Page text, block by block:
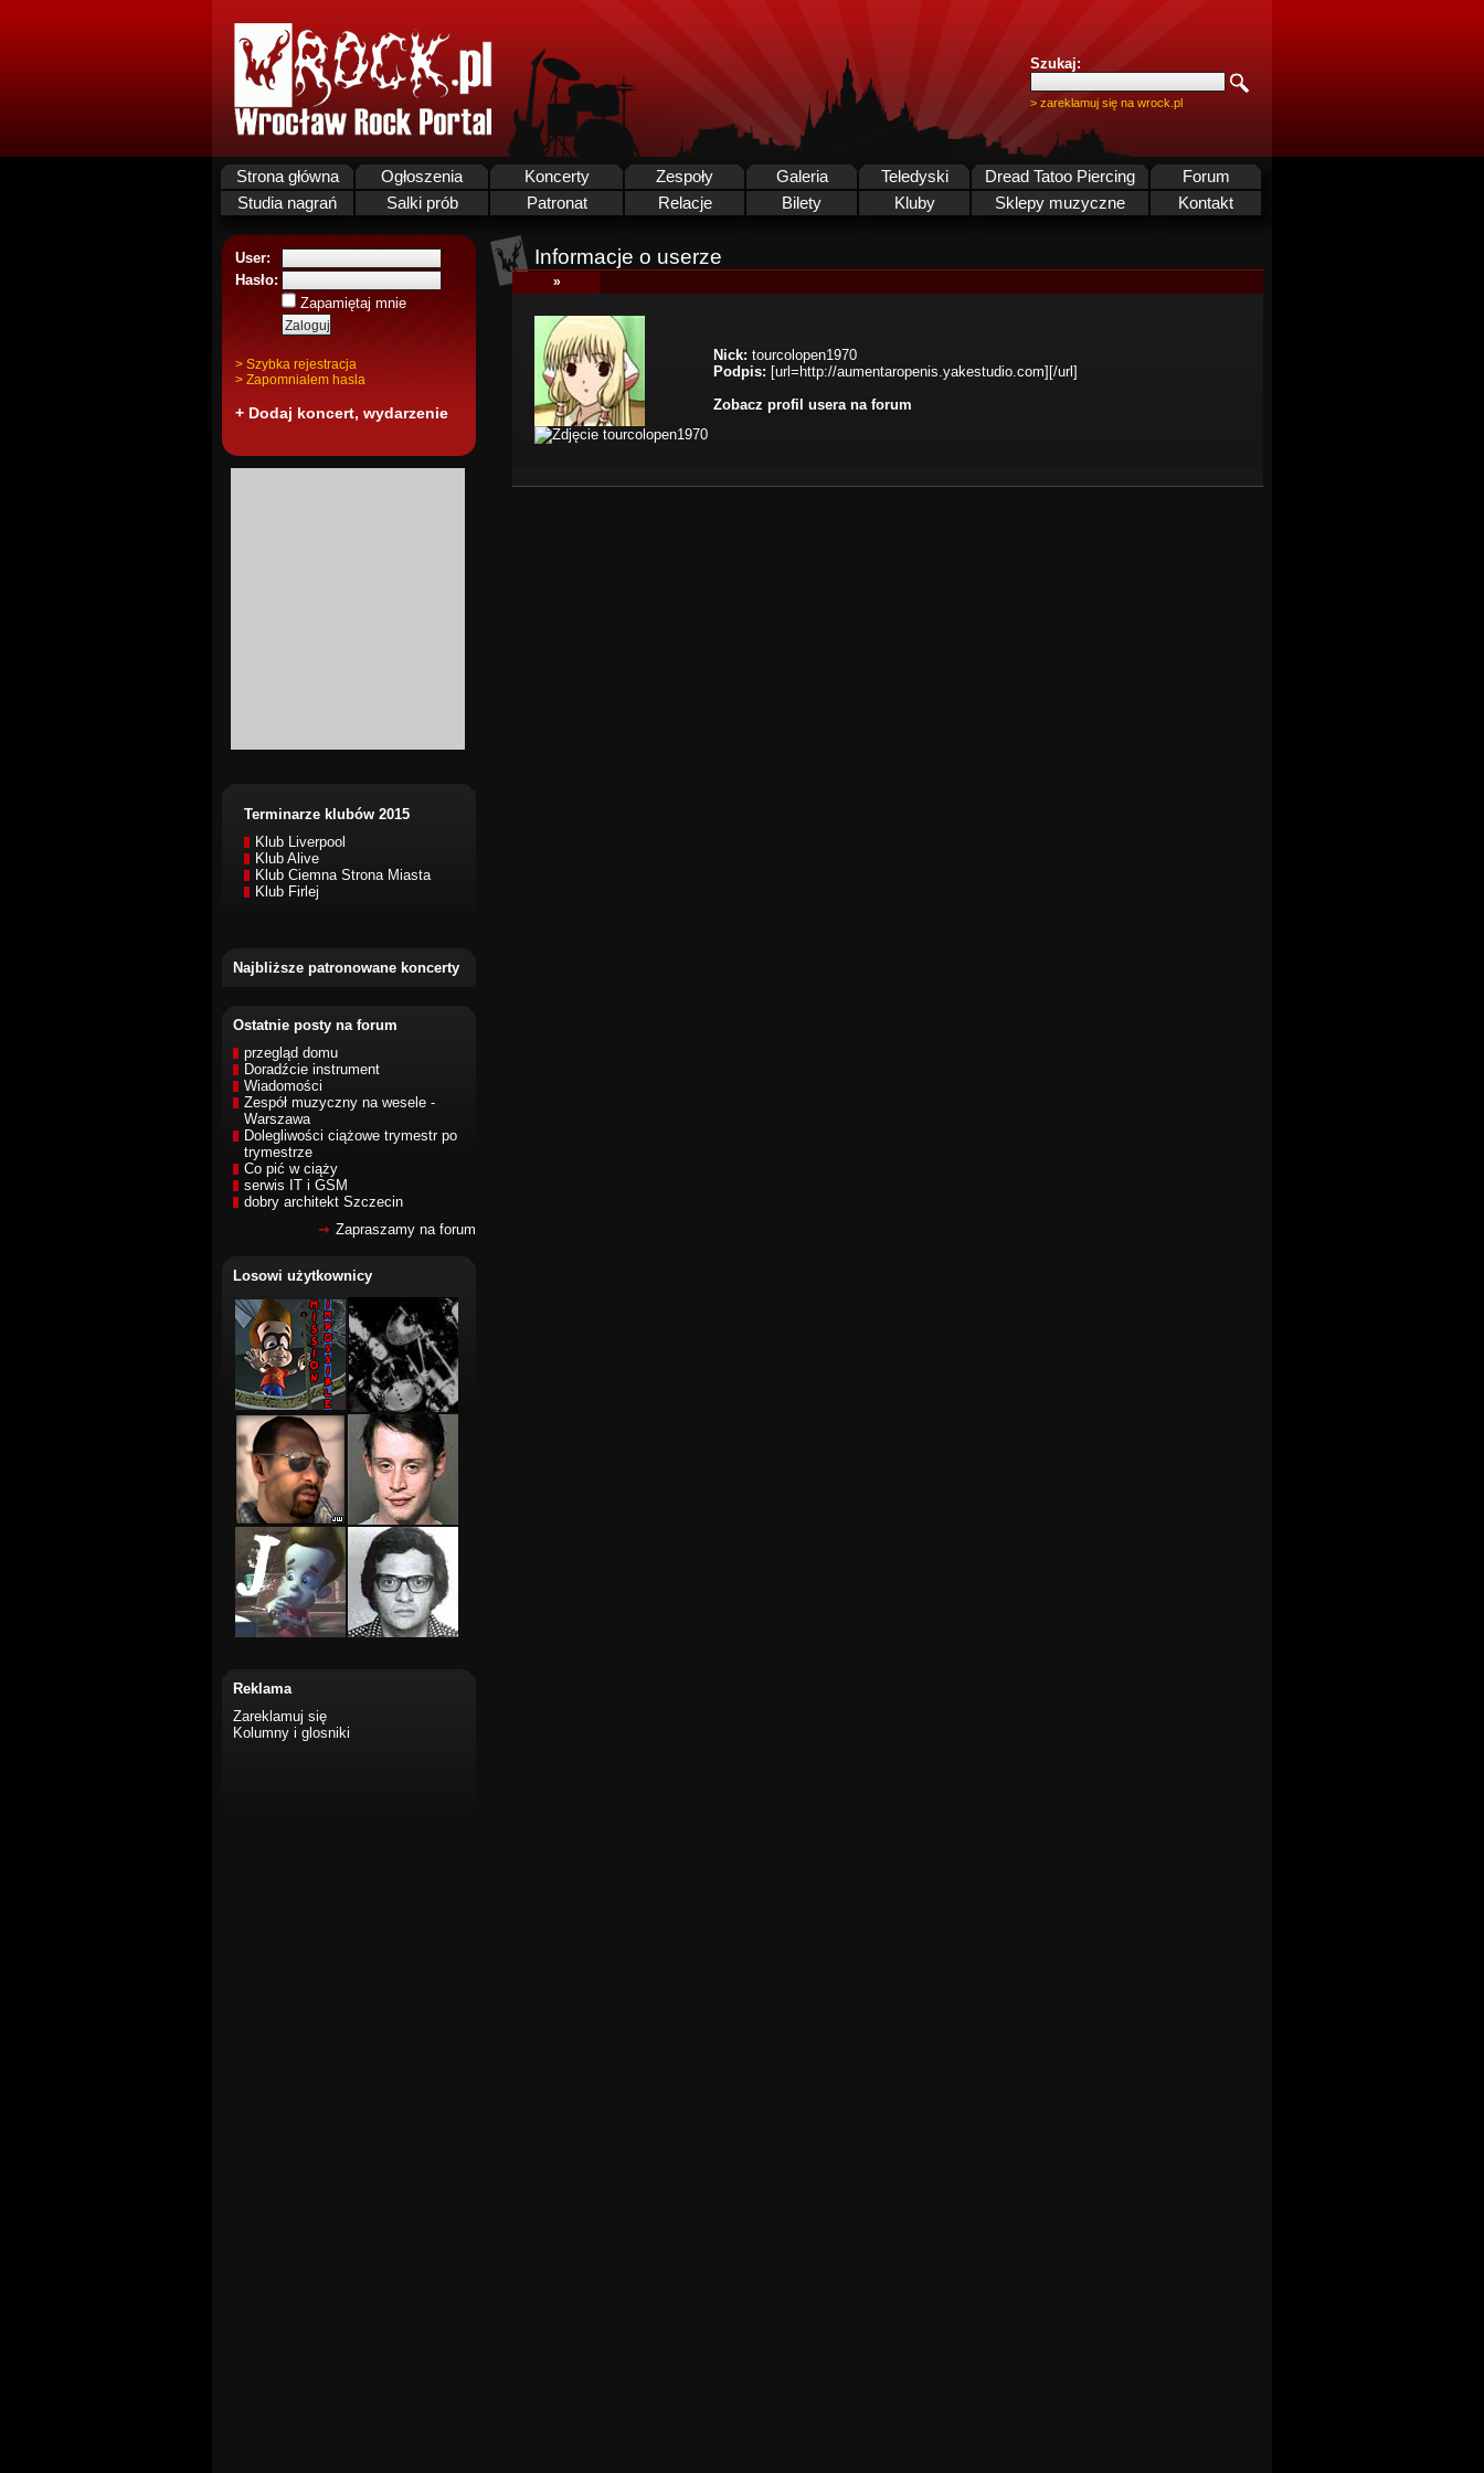
Szukaj:
> zareklamuj się na wrock.pl
Strona główna Ogłoszenia Koncerty Zespoły Galeria Teledyski Dread Tatoo Piercing
Forum
Studia nagrań
Salki prób Patronat Relacje Bilety Kluby Sklepy muzyczne Kontakt
User:
Hasło:
Zapamiętaj mnie
> Szybka rejestracja
> Zapomnialem hasla
+ Dodaj koncert, wydarzenie
Terminarze klubów 2015
Klub Liverpool
Klub Alive
Klub Ciemna Strona Miasta
Klub Firlej
Najbliższe patronowane koncerty
Ostatnie posty na forum
przegląd domu
Doradźcie instrument
Wiadomości
Zespół muzyczny na wesele -
Warszawa
Dolegliwości ciążowe trymestr po
trymestrze
Co pić w ciąży
serwis IT i GSM
dobry architekt Szczecin
Zapraszamy na forum
Losowi użytkownicy
Reklama
Zareklamuj się
Kolumny i glosniki
Informacje o userze
»
Nick: tourcolopen1970
Podpis: [url=http://aumentaropenis.yakestudio.com][/url]
Zobacz profil usera na forum